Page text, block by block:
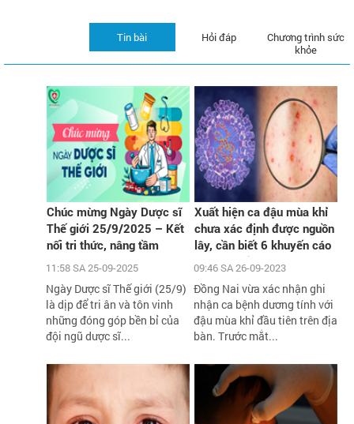
Chương trình sức
khỏe
Hỏi đáp
Tin bài
Chúc mừng Ngày Dược sĩ
Thế giới 25/9/2025 – Kết
nối tri thức, nâng tầm
chăm sóc sức khỏe cộng
11:58 SA 25-09-2025
Ngày Dược sĩ Thế giới (25/9)
là dịp để tri ân và tôn vinh
những đóng góp bền bỉ của
đội ngũ dược sĩ...
Xuất hiện ca đậu mùa khỉ
chưa xác định được nguồn
lây, cần biết 6 khuyến cáo
phòng chống dịch của Bộ Y
09:46 SA 26-09-2023
Đồng Nai vừa xác nhận ghi
nhận ca bệnh dương tính với
đậu mùa khỉ đầu tiên trên địa
bàn. Trước mắt...